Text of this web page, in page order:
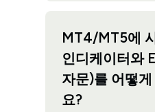
MT4/MT5에
인디케이터와
자문)를 어떻
요?